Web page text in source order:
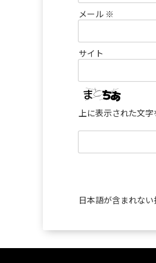
メール ※
サイト
上に表示された文字
日本語が含まれな